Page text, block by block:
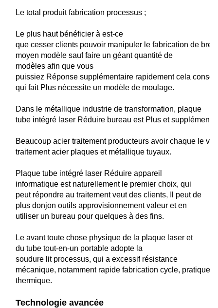
Le total produitfabrication processus ;
Le plus haut bénéficier à est-ce
que cesser clients pouvoir manipuler le fabrication de bref
moyen modèle sauf faire un géant quantité de
modèles afin que vous
puissiez Réponse supplémentaire rapidement cela
qui fait Plus nécessite un modèle de moulage.
Dans le métallique industrie de transformation, plaque
tube intégré laser Réduire bureau est Plus et
Beaucoup acier traitement producteurs avoir chaque le
traitementacier plaques et métallique tuyaux.
Plaque tube intégré laser Réduire appareil
informatique est naturellement le premier choix, qui
peut répondre au traitementveut des clients, Il peutde
plus donjon outils approvisionnementvaleur et en
utiliser un bureau pour quelques à des fins.
Le avant toute chose physique de la plaque laser et
du tube tout-en-un portable adopte la
soudure lit processus, qui a excessif résistance
mécanique, notamment rapide fabrication cycle, pratique
thermique.
Technologie avancée
C4M
4000mm*1524mm
91m/min
Tube rond Φ20-Φ230mm
Tube carré □20 - □160mm
Tube rectangulaire：
Diamètre du cercle circonscrit≤230mm